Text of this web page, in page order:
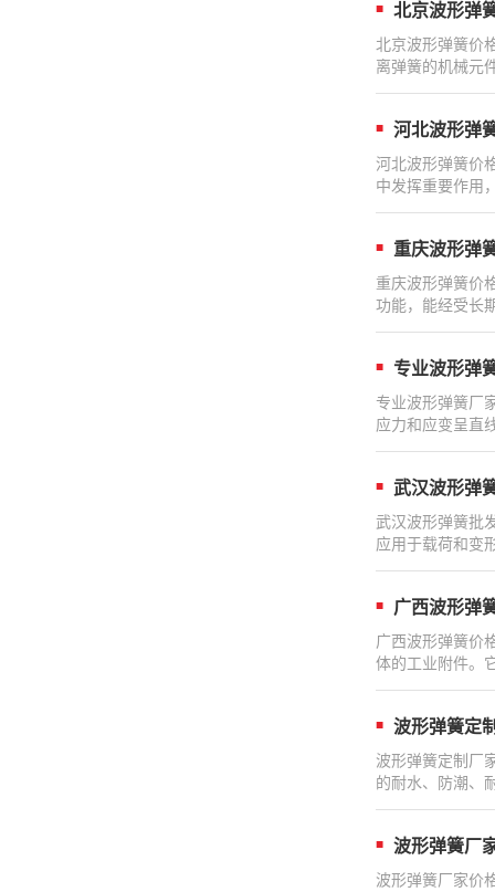
北京波形弹
北京波形弹簧价
离弹簧的机械元
河北波形弹
河北波形弹簧价
中发挥重要作用
重庆波形弹
重庆波形弹簧价
功能，能经受长
专业波形弹
专业波形弹簧厂
应力和应变呈直
武汉波形弹
武汉波形弹簧批
应用于载荷和变
广西波形弹
广西波形弹簧价
体的工业附件。
波形弹簧定
波形弹簧定制厂
的耐水、防潮、
波形弹簧厂
波形弹簧厂家价